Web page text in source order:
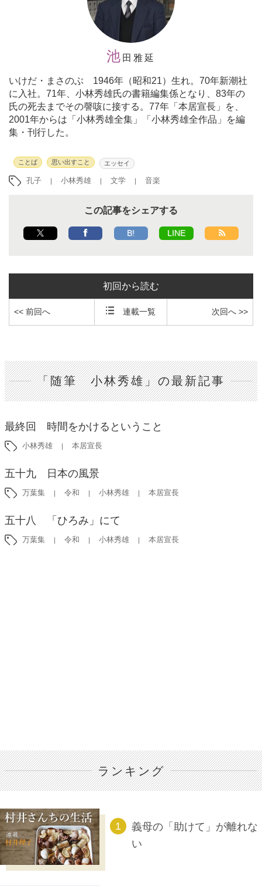
池 田雅延
いけだ・まさのぶ 1946年（昭和21）生れ。70年新潮社
に入社。71年、小林秀雄氏の書籍編集係となり、83年の
氏の死去までその謦咳に接する。77年「本居宣長」を、
2001年からは「小林秀雄全集」「小林秀雄全作品」を編
集・刊行した。
ことば 思い出すこと エッセイ
孔子 小林秀雄 文学 音楽
この記事をシェアする
B! LINE
初回から読む
<< 前回へ 連載一覧 次回へ >>
「随筆 小林秀雄」の最新記事
最終回 時間をかけるということ
小林秀雄 本居宣長
五十九 日本の風景
万葉集 令和 小林秀雄 本居宣長
五十八 「ひろみ」にて
万葉集 令和 小林秀雄 本居宣長
ランキング
義母の「助けて」が離れな
い